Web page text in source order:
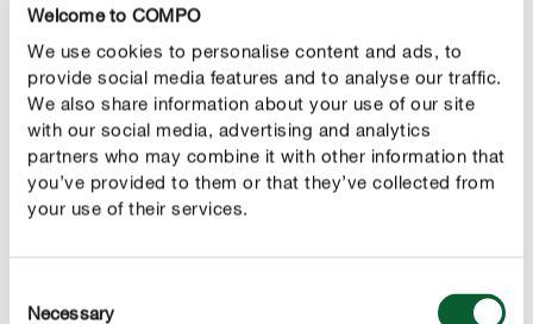
Welcome to COMPO
We use cookies to personalise content and ads, to
provide social media features and to analyse our traffic.
We also share information about your use of our site
with our social media, advertising and analytics
partners who may combine it with other information that
you’ve provided to them or that they’ve collected from
your use of their services.
Selection
Necessary
Plus d’informations sur les maladies et ravageurs